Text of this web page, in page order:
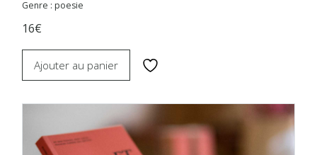
Genre : poesie
16€
Ajouter au panier